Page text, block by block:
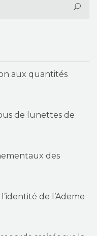
aux quantités
de lunettes de
des
de l’Ademe